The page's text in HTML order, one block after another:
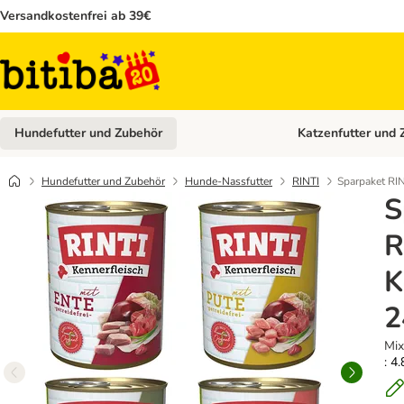
Versandkostenfrei ab 39€
Hundefutter und Zubehör Kategorie-Menü
Katzenfutter und
Hundefutter und Zubehör Hunde-Nassfutter RINTI Sparpaket
: